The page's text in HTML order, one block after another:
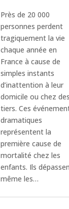
Près de 20 000
personnes perdent
tragiquement la vie
chaque année en
France à cause de
simples instants
d’inattention à leur
domicile ou chez des
tiers. Ces
dramatiques
représentent la
première cause de
mortalité chez les
enfants. Ils
même les…